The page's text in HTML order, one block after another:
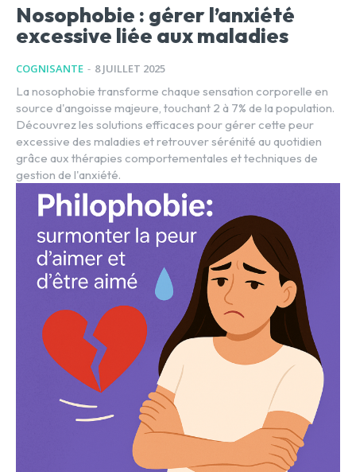
Nosophobie : gérer l’anxiété
excessive liée aux maladies
COGNISANTE - 8 JUILLET 2025
La nosophobie transforme chaque sensation corporelle en
source d'angoisse majeure, touchant 2 à 7% de la population.
Découvrez les solutions efficaces pour gérer cette peur
excessive des maladies et retrouver sérénité au quotidien
grâce aux thérapies comportementales et techniques de
gestion de l'anxiété.